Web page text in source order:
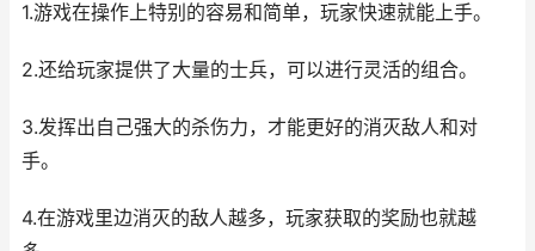
1.游戏在操作上特别的容易和简单，玩家快速就能上手。
2.还给玩家提供了大量的士兵，可以进行灵活的组合。
3.发挥出自己强大的杀伤力，才能更好的消灭敌人和对
手。
4.在游戏里边消灭的敌人越多，玩家获取的奖励也就越